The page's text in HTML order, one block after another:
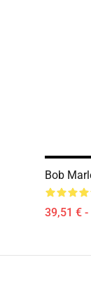
Bob
39,51 €